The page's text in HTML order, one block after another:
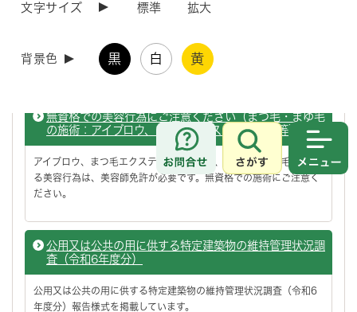
文字サイズ 標準 拡大
背景色 黒 白 黄
お問合せ
さがす
水道水質関連調査（令和7年度分）報告様式を掲載しています。
無資格での美容行為にご注意ください（まつ毛・まゆ毛
の施術：アイブロウ、まつ毛エクステンション等）
アイブロウ、まつ毛エクステンションなど、まつ毛やまゆ毛を整え
る美容行為は、美容師免許が必要です。無資格での施術にご注意く
ださい。
公用又は公共の用に供する特定建築物の維持管理状況調
査（令和6年度分）
公用又は公共の用に供する特定建築物の維持管理状況調査（令和6
年度分）報告様式を掲載しています。